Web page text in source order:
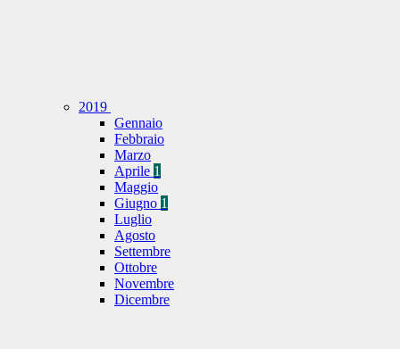
2019
Gennaio
Febbraio
Marzo
Aprile 1
Maggio
Giugno 1
Luglio
Agosto
Settembre
Ottobre
Novembre
Dicembre